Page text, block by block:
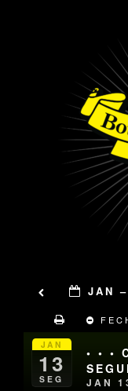
JAN
JAN
13
SEG
• • •
JAN